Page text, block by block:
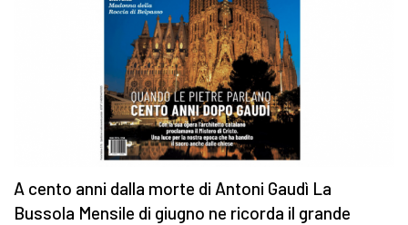
A cento anni dalla morte di Antoni Gaudì La
Bussola Mensile di giugno ne ricorda il grande